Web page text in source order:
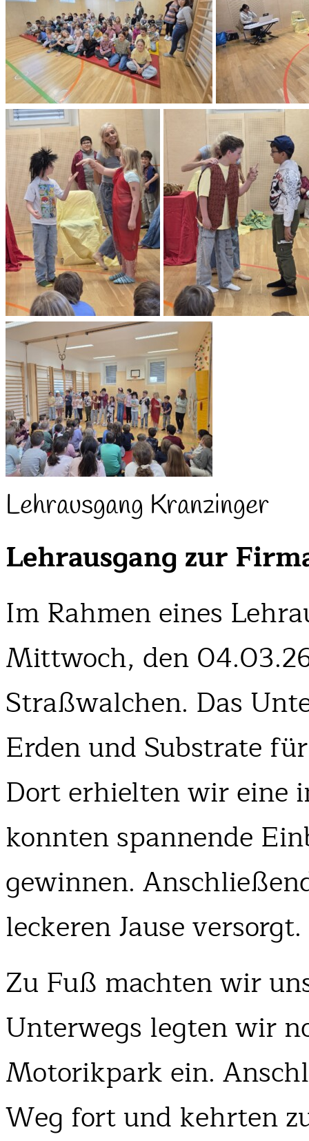
Lehrausgang Kranzinger
Lehrausgang zur
Im Rahmen eines
Mittwoch, den
Straßwalchen. Das
Erden und Substrate
Dort erhielten wir eine
konnten spannende
gewinnen.
leckeren Jause versorgt.
Zu Fuß machten wir
Unterwegs legten wir
Motorikpark ein.
Weg fort und kehrten